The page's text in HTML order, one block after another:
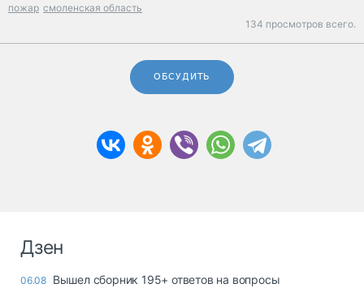
пожар смоленская область
134 просмотров всего.
ОБСУДИТЬ
Дзен
06.08 Вышел сборник 195+ ответов на вопросы